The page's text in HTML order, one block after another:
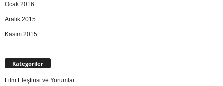
Ocak 2016
Aralık 2015
Kasım 2015
Kategoriler
Film Eleştirisi ve Yorumlar